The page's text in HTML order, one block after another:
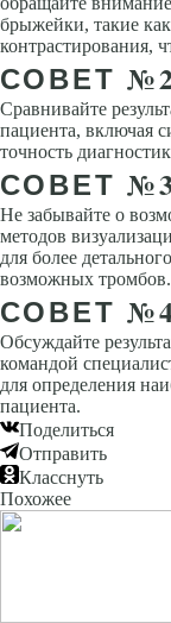
брыжейки, такие
контрастирования,
СОВЕТ
Сравнивайте
пациента, включая
точность
СОВЕТ №3
Не забывайте о
методов
для более
возможных тромбов.
СОВЕТ
Обсуждайте
командой
для определения
пациента.
Поделиться
Отправить
Класснуть
Похожее